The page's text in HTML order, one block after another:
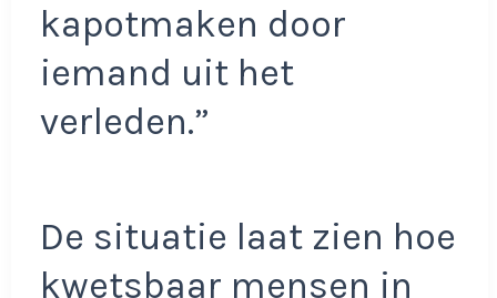
kapotmaken door
iemand uit het
verleden.”
De situatie laat zien hoe
kwetsbaar mensen in